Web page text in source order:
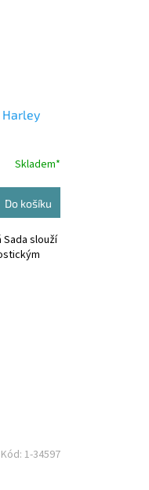
Harley
Skladem*
Do košíku
Sada slouží
Kód: 1-34597